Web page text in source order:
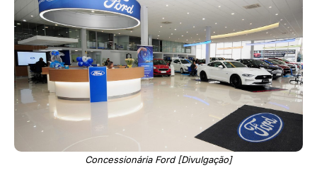
Concessionária Ford [Divulgação]